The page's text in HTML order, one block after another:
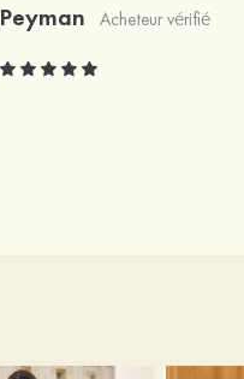
Peyman Acheteur vérifié